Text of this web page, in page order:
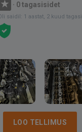
· 0 tagasisidet
saidil: 1 aastat, 2 kuud tagasi
LOO TELLIMUS